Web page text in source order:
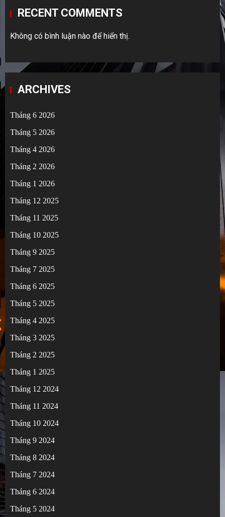
RECENT COMMENTS
Không có bình luận nào để hiển thị.
ARCHIVES
Tháng 6 2026
Tháng 5 2026
Tháng 4 2026
Tháng 2 2026
Tháng 1 2026
Tháng 12 2025
Tháng 11 2025
Tháng 10 2025
Tháng 9 2025
Tháng 7 2025
Tháng 6 2025
Tháng 5 2025
Tháng 4 2025
Tháng 3 2025
Tháng 2 2025
Tháng 1 2025
Tháng 12 2024
Tháng 11 2024
Tháng 10 2024
Tháng 9 2024
Tháng 8 2024
Tháng 7 2024
Tháng 6 2024
Tháng 5 2024